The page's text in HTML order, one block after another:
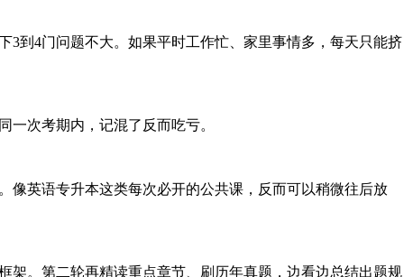
到4门问题不大。如果平时工作忙、家里事情多，每天只能挤
次考期内，记混了反而吃亏。
英语专升本这类每次必开的公共课，反而可以稍微往后放
。第二轮再精读重点章节、刷历年真题，边看边总结出题规